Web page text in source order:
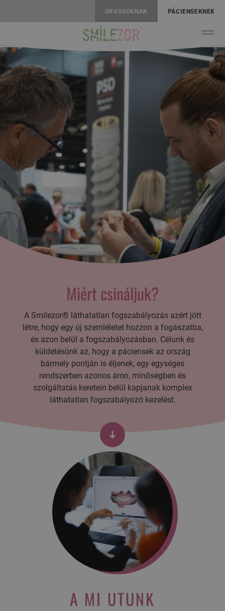
ORVOSOKNAK PÁCIENSEKNEK
Miért csináljuk?
A Smilezor® láthatatlan fogszabályozás azért jött
létre, hogy egy új szemléletet hozzon a fogászatba,
és azon belül a fogszabályozásban. Célunk és
küldetésünk az, hogy a páciensek az ország
bármely pontján is éljenek, egy egységes
rendszerben azonos áron, minőségben és
szolgáltatás keretein belül kapjanak komplex
láthatatlan fogszabályozó kezelést.
A MI UTUNK